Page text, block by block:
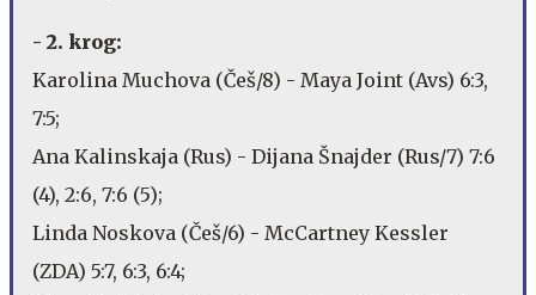
- 2. krog:
Karolina Muchova (Češ/8) - Maya Joint (Avs) 6:3,
7:5;
Ana Kalinskaja (Rus) - Dijana Šnajder (Rus/7) 7:6
(4), 2:6, 7:6 (5);
Linda Noskova (Češ/6) - McCartney Kessler
(ZDA) 5:7, 6:3, 6:4;